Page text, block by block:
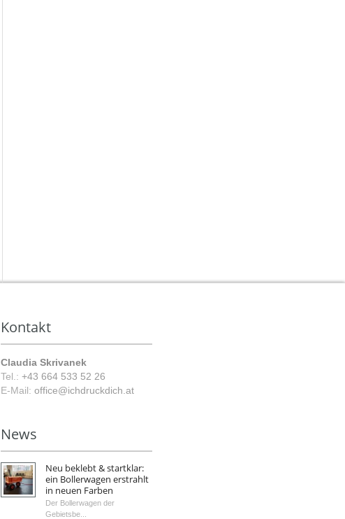
Kontakt
Claudia Skrivanek
Tel.: +43 664 533 52 26
E-Mail: office@ichdruckdich.at
News
Neu beklebt & startklar:
ein Bollerwagen erstrahlt
in neuen Farben
Der Bollerwagen der
Gebietsbe